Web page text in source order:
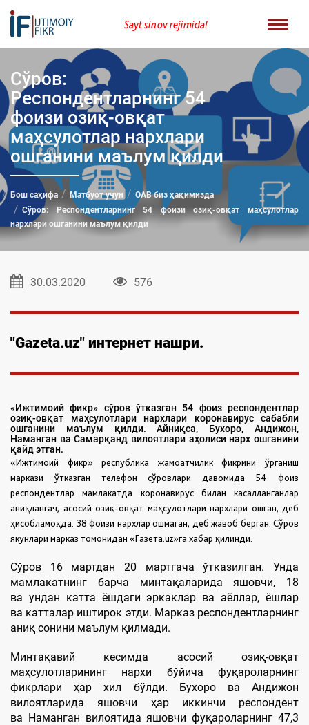
Sayt sinov rejimida!
Сўров:
Респондентларнинг 54
фоизи озиқ-овқат
маҳсулотлар нархлари
ошганини маълум қилди
Бош саҳифа Матбуот учун
ОАВ биз ҳақимизда
Сўров: Респондентларнинг 54 фоизи озиқ-овқат маҳсулотлар
нархлари ошганини маълум қилди
30.03.2020 576
"Gazeta.uz" интернет нашри.
«Ижтимоий фикр» сўров ўтказган 54 фоиз респондентлар
озиқ-овқат маҳсулотлари нархлари коронавирус сабабли
ошганини маълум қилди. Айниқса, Бухоро, Андижон,
Наманган ва Самарқанд вилоятлари аҳолиси нарх ошганини
қайд этган.
«Ижтимоий фикр» республика жамоатчилик фикрини ўрганиш
маркази ўтказган телефон сўровлари давомида 54 фоиз
респондентлар мамлакатда коронавирус билан касалланганлар
аниқлангач, асосий озиқ-овқат маҳсулотлари нархлари ошган, деб
ҳисобламоқда. 38 фоизи нархлар ошмаган, деб жавоб берган. Сўров
якунлари марказ томонидан «Газета.uz»га хабар қилинди.
Сўров 16 мартдан 20 мартгача ўтказилган. Унда
мамлакатнинг барча минтақаларида яшовчи, 18
ва ундан катта ёшдаги эркаклар ва аёллар, ёшлар
ва катталар иштирок этди. Марказ респондентларнинг
аниқ сонини маълум қилмади.
Минтақавий кесимда асосий озиқ-овқат
маҳсулотларининг нархи бўйича фуқароларнинг
фикрлари ҳар хил бўлди. Бухоро ва Андижон
вилоятларида яшовчи ҳар иккинчи респондент
ва Наманган вилоятида яшовчи фуқароларнинг 47,3